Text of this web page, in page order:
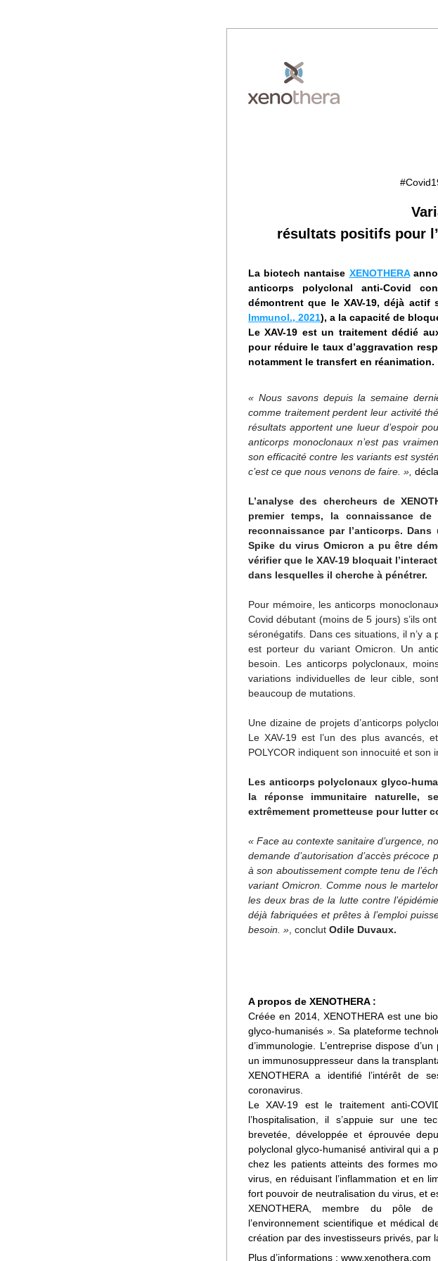
résultats positifs pour
La biotech nantaise XENOTHERA
anticorps polyclonal anti-Covid
démontrent que le XAV-19, déjà
Immunol., 2021), a la capacité de
Le XAV-19 est un traitement dédié
pour réduire le taux d’aggravation
notamment le transfert en réanimation.
« Nous savons depuis la semaine
comme traitement perdent leur activité
résultats apportent une lueur d’espoir
anticorps monoclonaux n’est pas
son efficacité contre les variants est
c’est ce que nous venons de faire. »,
L’analyse des chercheurs de
premier temps, la connaissance
reconnaissance par l’anticorps.
Spike du virus Omicron a pu être
vérifier que le XAV-19 bloquait
dans lesquelles il cherche à pénétrer.
Pour mémoire, les anticorps
Covid débutant (moins de 5 jours) s’ils
séronégatifs. Dans ces situations, il n’y
est porteur du variant Omicron. Un
besoin. Les anticorps polyclonaux,
variations individuelles de leur cible,
beaucoup de mutations.
Une dizaine de projets d’anticorps
Le XAV-19 est l’un des plus avancés,
POLYCOR indiquent son innocuité et son
Les anticorps polyclonaux glyco-
la réponse immunitaire naturelle,
extrêmement prometteuse pour lutter
« Face au contexte sanitaire d’urgence,
demande d’autorisation d’accès
à son aboutissement compte tenu de
variant Omicron. Comme nous le
les deux bras de la lutte contre
déjà fabriquées et prêtes à l’emploi
besoin. » , conclut Odile Duvaux.
A propos de XENOTHERA :
Créée en 2014, XENOTHERA est une
glyco-humanisés ». Sa plateforme
d’immunologie. L’entreprise dispose
un immunosuppresseur dans la
XENOTHERA a identifié l’intérêt de
coronavirus.
Le XAV-19 est le traitement anti-
l’hospitalisation, il s’appuie sur une
brevetée, développée et éprouvée
polyclonal glyco-humanisé antiviral qui a
chez les patients atteints des formes
virus, en réduisant l’inflammation et en
fort pouvoir de neutralisation du virus, et
XENOTHERA, membre du pôle de
l’environnement scientifique et médical
création par des investisseurs privés, par
Plus d’informations : www.xenothera.com